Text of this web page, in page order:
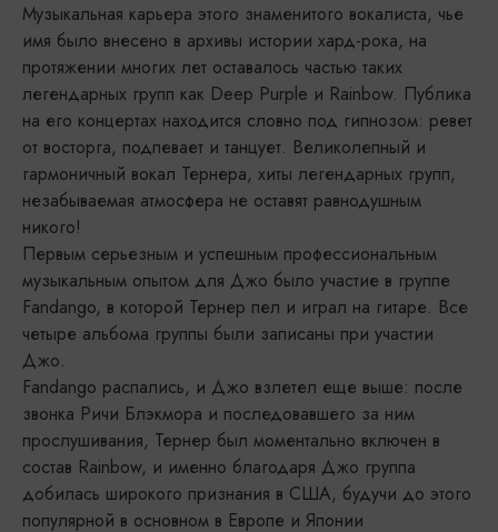
Музыкальная карьера этого знаменитого вокалиста, чье
имя было внесено в архивы истории хард-рока, на
протяжении многих лет оставалось частью таких
легендарных групп как Deep Purple и Rainbow. Публика
на его концертах находится словно под гипнозом: ревет
от восторга, подпевает и танцует. Великолепный и
гармоничный вокал Тернера, хиты легендарных групп,
незабываемая атмосфера не оставят равнодушным
никого!
Первым серьезным и успешным профессиональным
музыкальным опытом для Джо было участие в группе
Fandango, в которой Тернер пел и играл на гитаре. Все
четыре альбома группы были записаны при участии
Джо.
Fandango распались, и Джо взлетел еще выше: после
звонка Ричи Блэкмора и последовавшего за ним
прослушивания, Тернер был моментально включен в
состав Rainbow, и именно благодаря Джо группа
добилась широкого признания в США, будучи до этого
популярной в основном в Европе и Японии